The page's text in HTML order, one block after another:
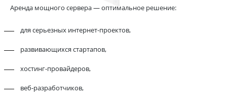
Аренда мощного сервера — оптимальное решение:
для серьезных интернет-проектов,
развивающихся стартапов,
хостинг-провайдеров,
веб-разработчиков,